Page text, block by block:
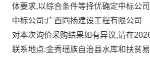
体要求,以综合条件等择优确定中标公
中标公司:广西同扬建设工程有限公司
对本次询价采购结果如有异议,请在
联系地点:金秀瑶族自治县水库和扶贫